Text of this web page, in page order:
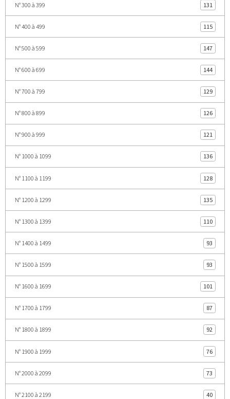
N° 300 à 399 131
N° 400 à 499 115
N° 500 à 599 147
N° 600 à 699 144
N° 700 à 799 129
N° 800 à 899 126
N° 900 à 999 121
N° 1000 à 1099 136
N° 1100 à 1199 128
N° 1200 à 1299 135
N° 1300 à 1399 110
N° 1400 à 1499 93
N° 1500 à 1599 93
N° 1600 à 1699 101
N° 1700 à 1799 87
N° 1800 à 1899 92
N° 1900 à 1999 76
N° 2000 à 2099 73
N° 2100 à 2199 40